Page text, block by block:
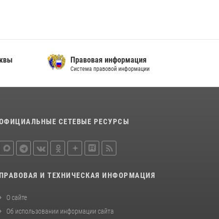
Центр профессиональной подготовки
столичного главка Росгвардии отмечает своё
Правовая информация
Система правовой информации
СЕТЕВЫЕ РЕСУРСЫ
ПРАВОВАЯ И ТЕХНИЧЕСКАЯ ИНФОРМАЦИЯ
О сайте
Об использовании информации сайта